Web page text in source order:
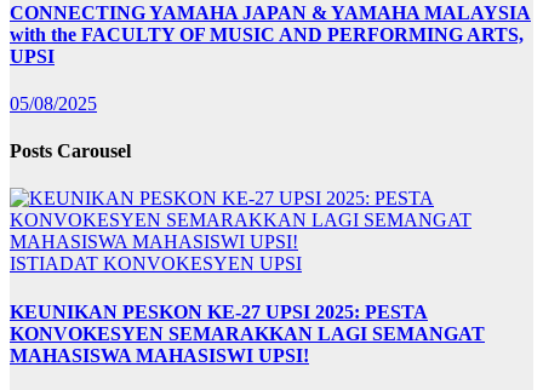
CONNECTING YAMAHA JAPAN & YAMAHA MALAYSIA
with the FACULTY OF MUSIC AND PERFORMING ARTS,
UPSI
05/08/2025
Posts Carousel
ISTIADAT KONVOKESYEN UPSI
KEUNIKAN PESKON KE-27 UPSI 2025: PESTA
KONVOKESYEN SEMARAKKAN LAGI SEMANGAT
MAHASISWA MAHASISWI UPSI!